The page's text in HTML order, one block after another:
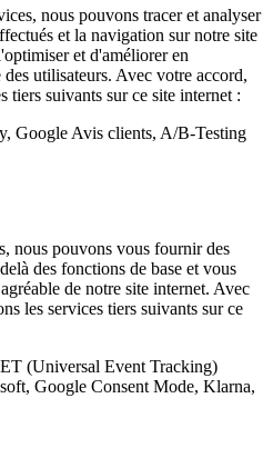
nous pouvons tracer et analyser
et la navigation sur notre site
et d'améliorer en
utilisateurs. Avec votre accord,
tiers suivants sur ce site internet :
Google Avis clients, A/B-Testing
nous pouvons vous fournir des
des fonctions de base et vous
de notre site internet. Avec
les services tiers suivants sur ce
(Universal Event Tracking)
Google Consent Mode, Klarna,